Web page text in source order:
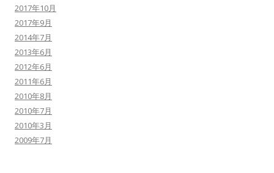
2017年10月
2017年9月
2014年7月
2013年6月
2012年6月
2011年6月
2010年8月
2010年7月
2010年3月
2009年7月